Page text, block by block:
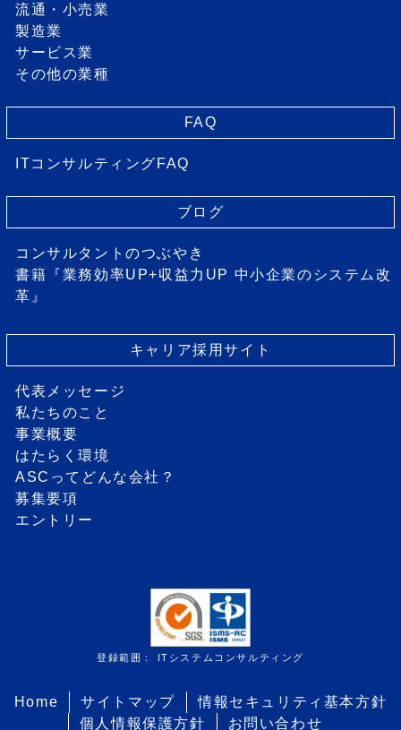
流通・小売業
製造業
サービス業
その他の業種
FAQ
ITコンサルティングFAQ
ブログ
コンサルタントのつぶやき
書籍『業務効率UP+収益力UP 中小企業のシステム改
革』
キャリア採用サイト
代表メッセージ
私たちのこと
事業概要
はたらく環境
ASCってどんな会社？
募集要項
エントリー
登録範囲： ITシステムコンサルティング
Home サイトマップ
情報セキュリティ基本方針
個人情報保護方針
お問い合わせ